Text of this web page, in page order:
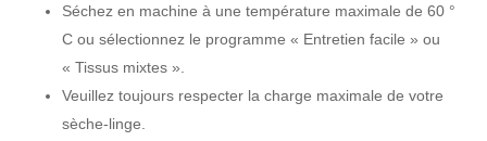
Séchez en machine à une température maximale de 60 °
C ou sélectionnez le programme « Entretien facile » ou
« Tissus mixtes ».
Veuillez toujours respecter la charge maximale de votre
sèche-linge.